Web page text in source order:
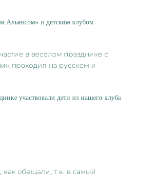
Альянсом» и детским клубом
в весёлом празднике с
проходил на русском и
участвовали дети из нашего клуба
обещали, т.к. в самый